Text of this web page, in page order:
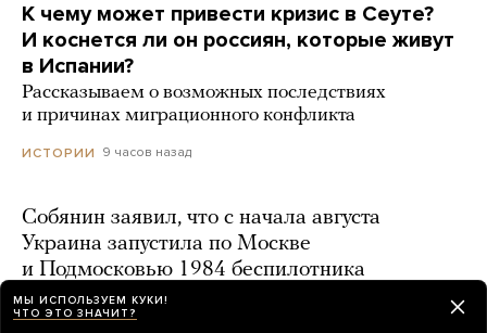
К чему может привести кризис в Сеуте?
И коснется ли он россиян, которые живут
в Испании?
Рассказываем о возможных последствиях
и причинах миграционного конфликта
ИСТОРИИ 9 часов назад
Собянин заявил, что с начала августа
Украина запустила по Москве
и Подмосковью 1984 беспилотника
6 часов назад
МЫ ИСПОЛЬЗУЕМ КУКИ!
ЧТО ЭТО ЗНАЧИТ?